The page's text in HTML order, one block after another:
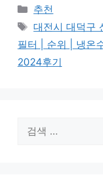
카
테
고
리
추천
태
그
대전시 대덕구
필터 | 순위 | 냉온
2024후기
색: